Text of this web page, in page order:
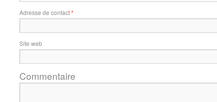
Adresse de contact*
Site web
Commentaire